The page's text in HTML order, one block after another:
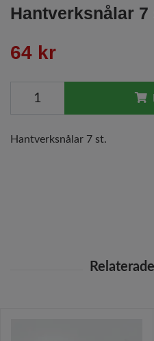
Hantverksnålar 7
64 kr
Hantverksnålar 7 st.